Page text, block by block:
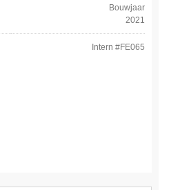
Bouwjaar
2021
Intern #FE065